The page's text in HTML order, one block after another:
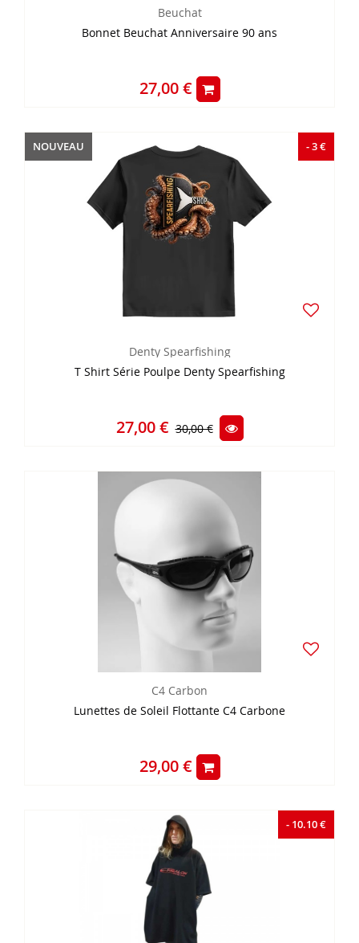
Beuchat
Bonnet Beuchat Anniversaire 90 ans
27,00 €
NOUVEAU - 3 €
Denty Spearfishing
T Shirt Série Poulpe Denty Spearfishing
27,00 € 30,00 €
C4 Carbon
Lunettes de Soleil Flottante C4 Carbone
29,00 €
- 10.10 €